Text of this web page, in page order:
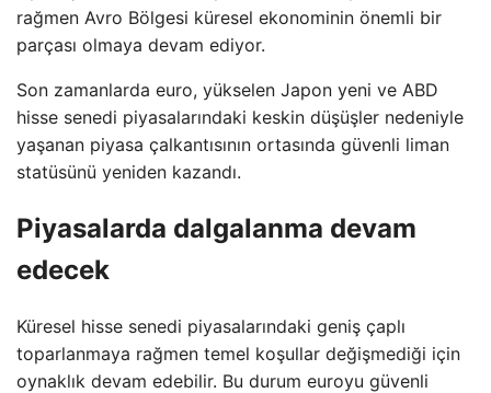
rağmen Avro Bölgesi küresel ekonominin önemli bir
parçası olmaya devam ediyor.
Son zamanlarda euro, yükselen Japon yeni ve ABD
hisse senedi piyasalarındaki keskin düşüşler nedeniyle
yaşanan piyasa çalkantısının ortasında güvenli liman
statüsünü yeniden kazandı.
Piyasalarda dalgalanma devam
edecek
Küresel hisse senedi piyasalarındaki geniş çaplı
toparlanmaya rağmen temel koşullar değişmediği için
oynaklık devam edebilir. Bu durum euroyu güvenli